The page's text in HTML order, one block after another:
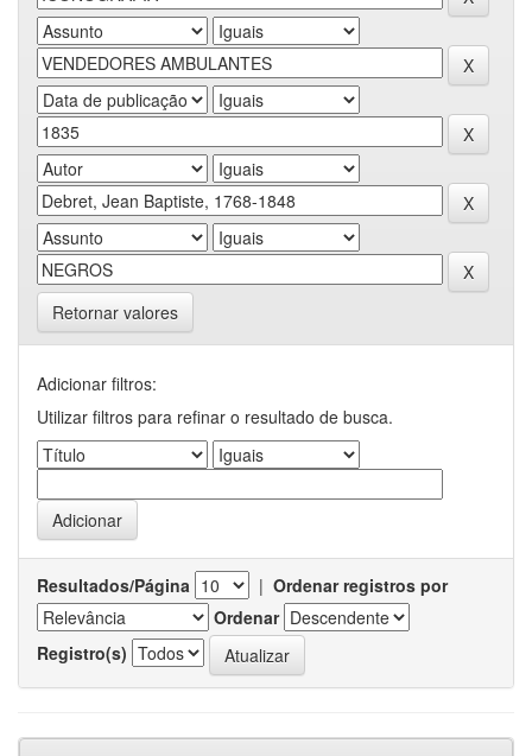
Retornar valores
Adicionar filtros:
Utilizar filtros para refinar o resultado de busca.
Resultados/Página | Ordenar registros por
Ordenar
Registro(s)